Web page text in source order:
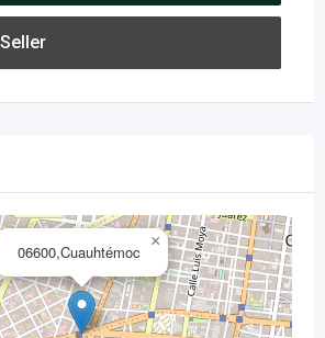
06600,Cuauhtémoc
×